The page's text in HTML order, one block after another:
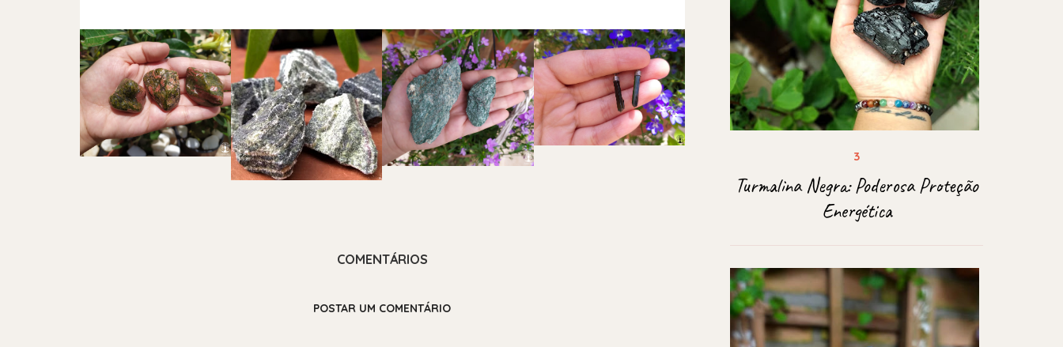
COMENTÁRIOS
POSTAR UM COMENTÁRIO
Turmalina Negra: Poderosa Proteção
Energética